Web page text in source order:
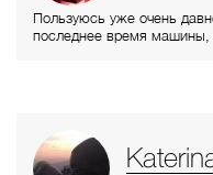
Пользуюсь уже очень
последнее время
никогда не уточняют
назад спрашивали
компании с расценками
до часа - так что